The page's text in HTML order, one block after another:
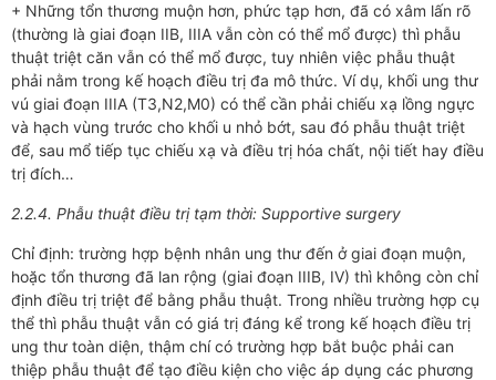
+ Những tổn thương muộn hơn, phức tạp hơn, đã có xâm lấn rõ
(thường là giai đoạn IIB, IIIA vẫn còn có thể mổ được) thì phẫu
thuật triệt căn vẫn có thể mổ được, tuy nhiên việc phẫu thuật
phải nằm trong kế hoạch điều trị đa mô thức. Ví dụ, khối ung thư
vú giai đoạn IIIA (T3,N2,M0) có thể cần phải chiếu xạ lồng ngực
và hạch vùng trước cho khối u nhỏ bớt, sau đó phẫu thuật triệt
để, sau mổ tiếp tục chiếu xạ và điều trị hóa chất, nội tiết hay điều
trị đích…
2.2.4. Phẫu thuật điều trị tạm thời: Supportive surgery
Chỉ định: trường hợp bệnh nhân ung thư đến ở giai đoạn muộn,
hoặc tổn thương đã lan rộng (giai đoạn IIIB, IV) thì không còn chỉ
định điều trị triệt để bằng phẫu thuật. Trong nhiều trường hợp cụ
thể thì phẫu thuật vẫn có giá trị đáng kể trong kế hoạch điều trị
ung thư toàn diện, thậm chí có trường hợp bắt buộc phải can
thiệp phẫu thuật để tạo điều kiện cho việc áp dụng các phương